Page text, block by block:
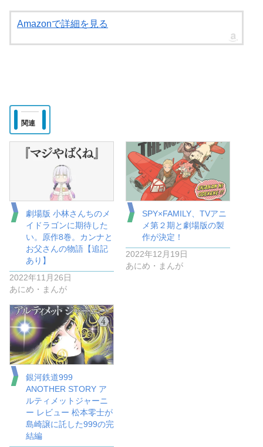
Amazonで詳細を見る
関連
劇場版 小林さんちのメ
イドラゴンに期待した
い。原作8巻。カンナと
お父さんの物語【追記
あり】
2022年11月26日
あにめ・まんが
SPY×FAMILY、TVアニ
メ第２期と劇場版の製
作が決定！
2022年12月19日
あにめ・まんが
銀河鉄道999
ANOTHER STORY ア
ルティメットジャーニ
ー レビュー 松本零士が
島崎譲に託した999の完
結編